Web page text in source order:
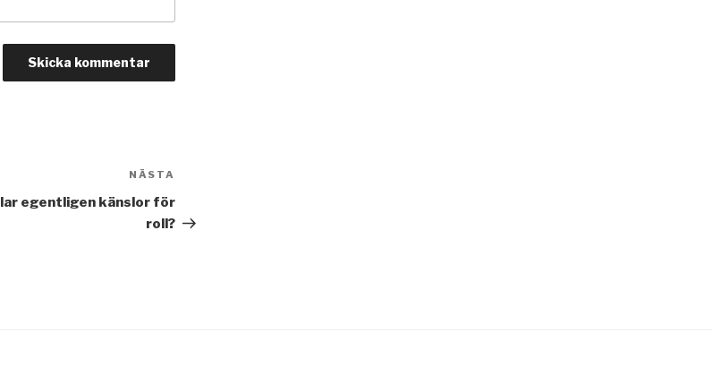
NÄSTA
egentligen känslor för
roll?